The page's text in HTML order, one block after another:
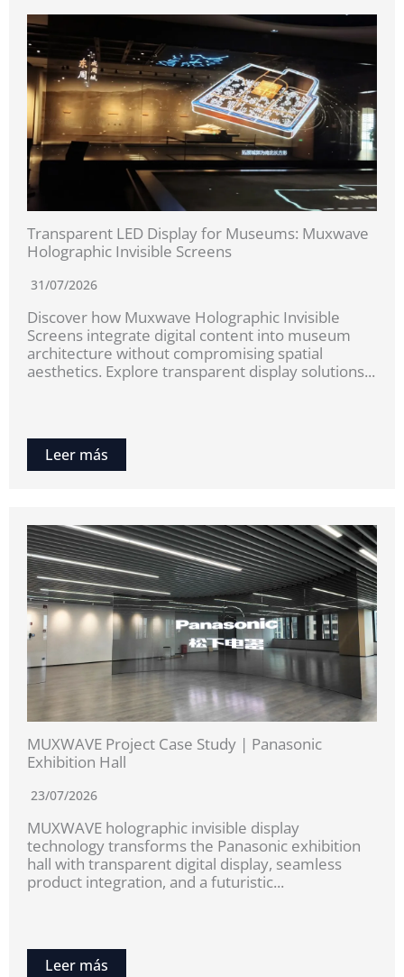
Transparent LED Display for Museums: Muxwave
Holographic Invisible Screens
31/07/2026
Discover how Muxwave Holographic Invisible
Screens integrate digital content into museum
architecture without compromising spatial
aesthetics. Explore transparent display solutions...
Leer más
MUXWAVE Project Case Study | Panasonic
Exhibition Hall
23/07/2026
MUXWAVE holographic invisible display
technology transforms the Panasonic exhibition
hall with transparent digital display, seamless
product integration, and a futuristic...
Leer más